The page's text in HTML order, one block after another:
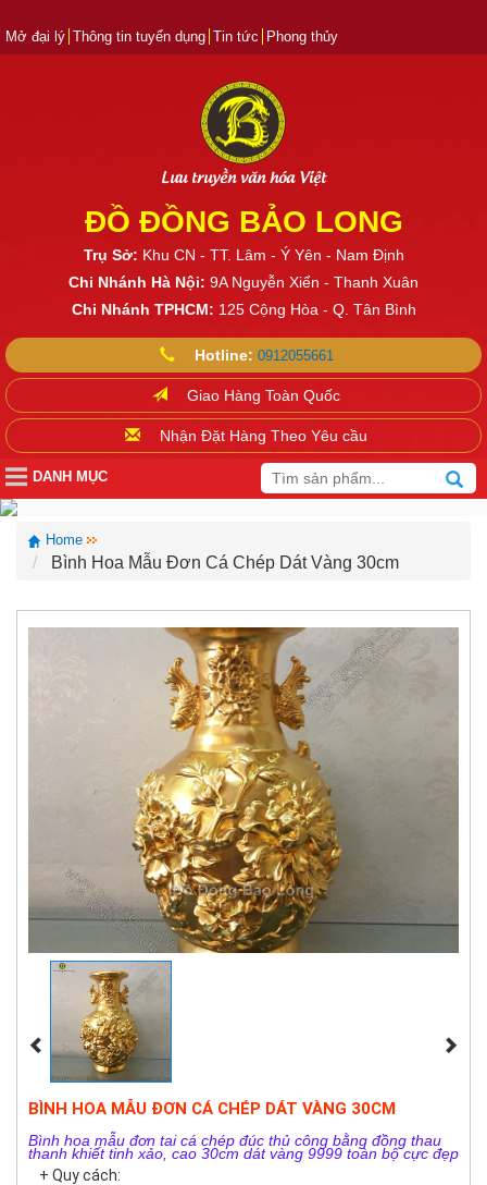
Mở đại lý Thông tin tuyển dụng Tin tức Phong thủy
Lưu truyền văn hóa Việt
ĐỒ ĐỒNG BẢO LONG
Trụ Sở: Khu CN - TT. Lâm - Ý Yên - Nam Định
Chi Nhánh Hà Nội: 9A Nguyễn Xiển - Thanh Xuân
Chi Nhánh TPHCM: 125 Cộng Hòa - Q. Tân Bình
Hotline: 0912055661
Giao Hàng Toàn Quốc
Nhận Đặt Hàng Theo Yêu cầu
DANH MỤC
Home
Bình Hoa Mẫu Đơn Cá Chép Dát Vàng 30cm
BÌNH HOA MẪU ĐƠN CÁ CHÉP DÁT VÀNG 30CM
Bình hoa mẫu đơn tai cá chép đúc thủ công bằng đồng thau
thanh khiết tinh xảo, cao 30cm dát vàng 9999 toàn bộ cực đẹp
+ Quy cách: